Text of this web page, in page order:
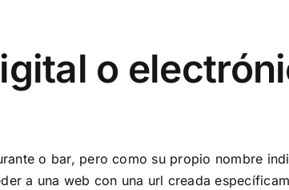
o
o bar, pero como su propio nombre
a una web con una url creada